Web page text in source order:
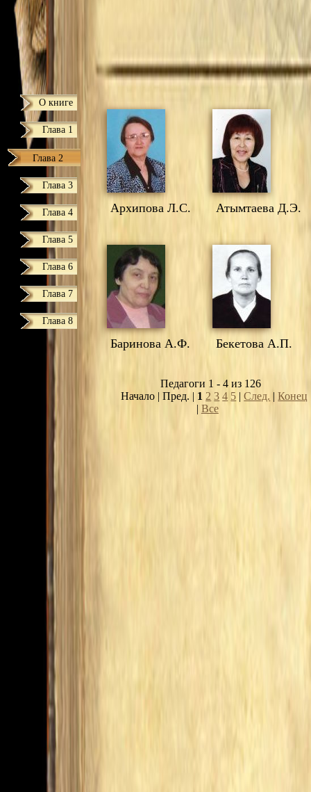
О книге
Глава 1
Глава 2
Глава 3
Глава 4
Глава 5
Глава 6
Глава 7
Глава 8
Архипова Л.С. Атымтаева Д.Э.
Баринова А.Ф. Бекетова А.П.
Педагоги 1 - 4 из 126
Начало | Пред. | 1 2 3 4 5 |След. |Конец
| Все